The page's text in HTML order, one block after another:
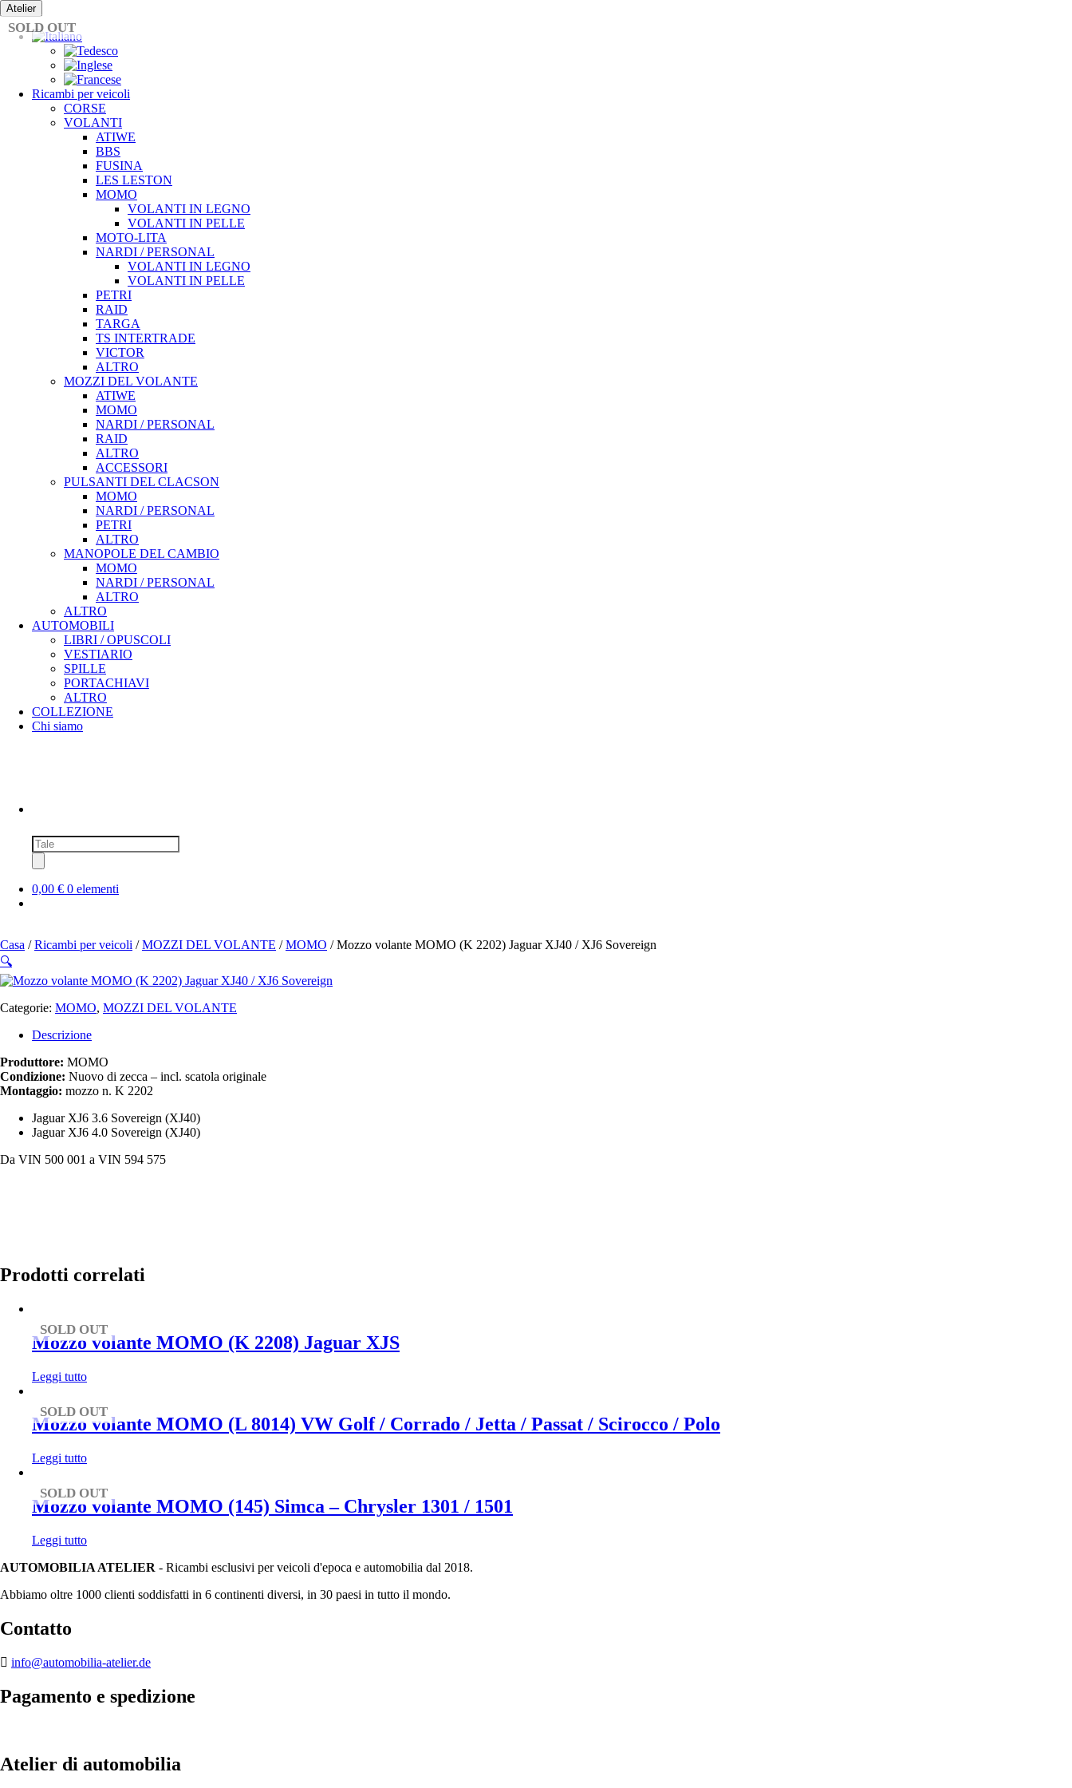
Vai
al
contenuto
Atelier
Ricambi per veicoli
CORSE
VOLANTI
ATIWE
BBS
FUSINA
LES LESTON
MOMO
VOLANTI IN LEGNO
VOLANTI IN PELLE
MOTO-LITA
NARDI / PERSONAL
VOLANTI IN LEGNO
VOLANTI IN PELLE
PETRI
RAID
TARGA
TS INTERTRADE
VICTOR
ALTRO
MOZZI DEL VOLANTE
ATIWE
MOMO
NARDI / PERSONAL
RAID
ALTRO
ACCESSORI
PULSANTI DEL CLACSON
MOMO
NARDI / PERSONAL
PETRI
ALTRO
MANOPOLE DEL CAMBIO
MOMO
NARDI / PERSONAL
ALTRO
ALTRO
AUTOMOBILI
LIBRI / OPUSCOLI
VESTIARIO
SPILLE
PORTACHIAVI
ALTRO
COLLEZIONE
Chi siamo
Ricerca
prodotti
0,00 € 0 elementi
Casa /Ricambi per veicoli /MOZZI DEL VOLANTE /MOMO / Mozzo volante MOMO (K 2202) Jaguar XJ40 / XJ6 Sovereign
🔍
SOLD OUT
Categorie: MOMO, MOZZI DEL VOLANTE
Descrizione
Produttore: MOMO
Condizione: Nuovo di zecca – incl. scatola originale
Montaggio: mozzo n. K 2202
Jaguar XJ6 3.6 Sovereign (XJ40)
Jaguar XJ6 4.0 Sovereign (XJ40)
Da VIN 500 001 a VIN 594 575
Prodotti correlati
SOLD OUT
Mozzo volante MOMO (K 2208) Jaguar XJS
Leggi tutto
SOLD OUT
Mozzo volante MOMO (L 8014) VW Golf / Corrado / Jetta / Passat / Scirocco / Polo
Leggi tutto
SOLD OUT
Mozzo volante MOMO (145) Simca – Chrysler 1301 / 1501
Leggi tutto
AUTOMOBILIA ATELIER - Ricambi esclusivi per veicoli d'epoca e automobilia dal 2018.
Abbiamo oltre 1000 clienti soddisfatti in 6 continenti diversi, in 30 paesi in tutto il mondo.
Contatto
info@automobilia-atelier.de
Pagamento e spedizione
Atelier di automobilia